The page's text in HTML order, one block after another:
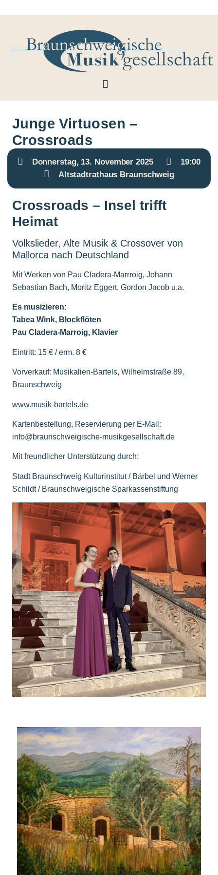
Junge Virtuosen –
Crossroads
Donnerstag, 13. November 2025
19:00
Altstadtrathaus Braunschweig
Crossroads – Insel trifft
Heimat
Volkslieder, Alte Musik & Crossover von
Mallorca nach Deutschland
Mit Werken von Pau Cladera-Marrroig, Johann
Sebastian Bach, Moritz Eggert, Gordon Jacob u.a.
Es musizieren:
Tabea Wink, Blockflöten
Pau Cladera-Marroig, Klavier
Eintritt: 15 € / erm. 8 €
Vorverkauf: Musikalien-Bartels, Wilhelmstraße 89,
Braunschweig
www.musik-bartels.de
Kartenbestellung, Reservierung per E-Mail:
info@braunschweigische-musikgesellschaft.de
Mit freundlicher Unterstützung durch:
Stadt Braunschweig Kulturinstitut / Bärbel und Werner
Schildt / Braunschweigische Sparkassenstiftung